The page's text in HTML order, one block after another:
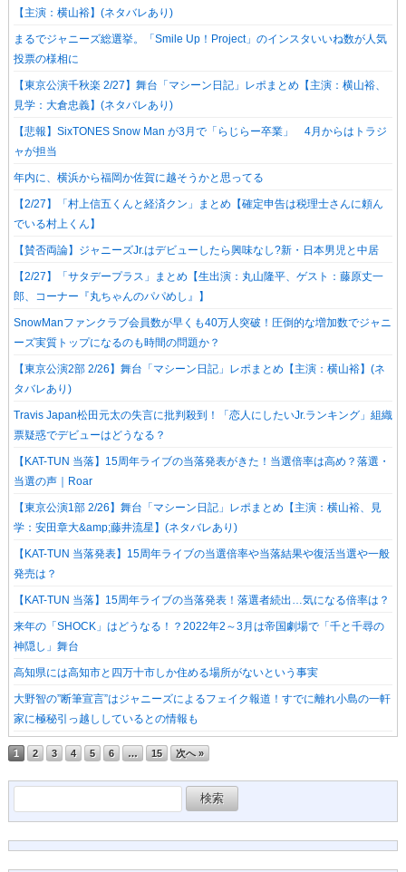
【主演：横山裕】(ネタバレあり)
まるでジャニーズ総選挙。「Smile Up！Project」のインスタいいね数が人気
投票の様相に
【東京公演千秋楽 2/27】舞台「マシーン日記」レポまとめ【主演：横山裕、
見学：大倉忠義】(ネタバレあり)
【悲報】SixTONES Snow Man が3月で「らじらー卒業」 4月からはトラジ
ャが担当
年内に、横浜から福岡か佐賀に越そうかと思ってる
【2/27】「村上信五くんと経済クン」まとめ【確定申告は税理士さんに頼ん
でいる村上くん】
【賛否両論】ジャニーズJr.はデビューしたら興味なし?新・日本男児と中居
【2/27】「サタデープラス」まとめ【生出演：丸山隆平、ゲスト：藤原丈一
郎、コーナー『丸ちゃんのパパめし』】
SnowManファンクラブ会員数が早くも40万人突破！圧倒的な増加数でジャニ
ーズ実質トップになるのも時間の問題か？
【東京公演2部 2/26】舞台「マシーン日記」レポまとめ【主演：横山裕】(ネ
タバレあり)
Travis Japan松田元太の失言に批判殺到！「恋人にしたいJr.ランキング」組織
票疑惑でデビューはどうなる？
【KAT-TUN 当落】15周年ライブの当落発表がきた！当選倍率は高め？落選・
当選の声｜Roar
【東京公演1部 2/26】舞台「マシーン日記」レポまとめ【主演：横山裕、見
学：安田章大&amp;藤井流星】(ネタバレあり)
【KAT-TUN 当落発表】15周年ライブの当選倍率や当落結果や復活当選や一般
発売は？
【KAT-TUN 当落】15周年ライブの当落発表！落選者続出…気になる倍率は？
来年の「SHOCK」はどうなる！？2022年2～3月は帝国劇場で「千と千尋の
神隠し」舞台
高知県には高知市と四万十市しか住める場所がないという事実
大野智の”断筆宣言”はジャニーズによるフェイク報道！すでに離れ小島の一軒
家に極秘引っ越ししているとの情報も
1 2 3 4 5 6 … 15 次へ »
索: